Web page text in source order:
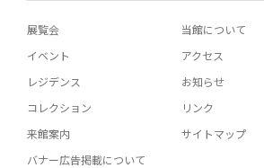
展覧会
イベント
レジデンス
コレクション
来館案内
バナー広告掲載について
当館について
アクセス
お知らせ
リンク
サイトマップ